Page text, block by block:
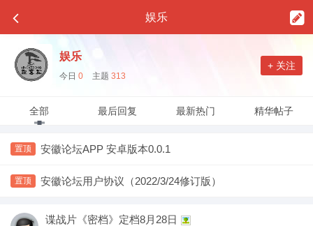
娱乐
娱乐
今日 0 主题 313
+ 关注
全部 最后回复 最新热门 精华帖子
置顶 安徽论坛APP 安卓版本0.0.1
置顶 安徽论坛用户协议（2022/3/24修订版）
谍战片《密档》定档8月28日